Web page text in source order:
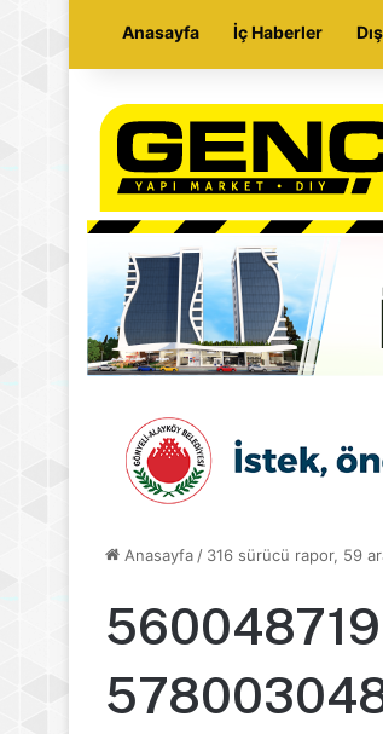
Anasayfa İç Haberler
Anasayfa / 316 sürücü rapor, 59